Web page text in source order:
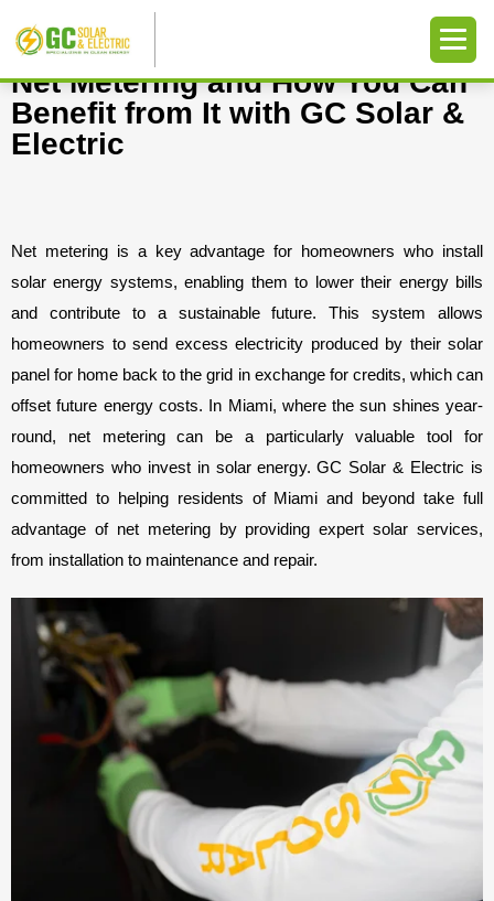
Net Metering and How You Can
Benefit from It with GC Solar &
Electric
Net metering is a key advantage for homeowners who install
solar energy systems, enabling them to lower their energy bills
and contribute to a sustainable future. This system allows
homeowners to send excess electricity produced by their solar
panel for home back to the grid in exchange for credits, which can
offset future energy costs. In Miami, where the sun shines year-
round, net metering can be a particularly valuable tool for
homeowners who invest in solar energy. GC Solar & Electric is
committed to helping residents of Miami and beyond take full
advantage of net metering by providing expert solar services,
from installation to maintenance and repair.